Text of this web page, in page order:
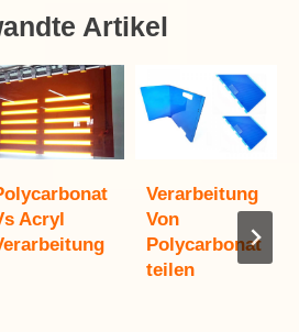
Artikel
Acryl
Verarbeitung
Von
Polycarbonat
Teilen